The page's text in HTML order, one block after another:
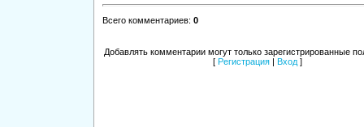
Всего комментариев: 0
Добавлять комментарии могут только зарегистрированные
[ Регистрация Вход ]